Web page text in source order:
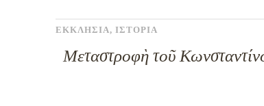
ΕΚΚΛΗΣΙΑ, ΙΣΤΟΡΙΑ
Μεταστροφὴ τοῦ